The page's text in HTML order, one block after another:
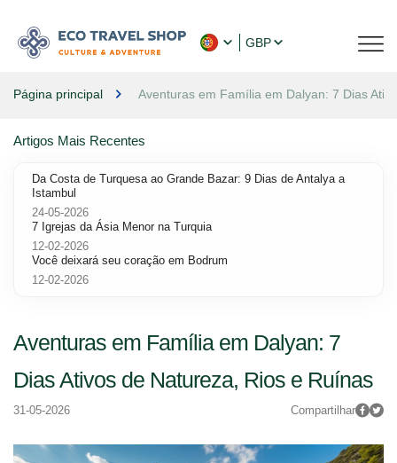
GBP
Página principal Aventuras em Família em Dalyan: 7 Dias
Aventuras em Família em Dalyan: 7
Dias Ativos de Natureza, Rios e Ruínas
31-05-2026 Compartilhar
Artigos Mais Recentes
Da Costa de Turquesa ao Grande Bazar: 9 Dias de Antalya a
Istambul
24-05-2026
7 Igrejas da Ásia Menor na Turquia
12-02-2026
Você deixará seu coração em Bodrum
12-02-2026